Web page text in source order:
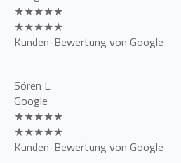
★★★★★
★★★★★
Kunden-Bewertung von Google
Sören L.
Google
★★★★★
★★★★★
Kunden-Bewertung von Google